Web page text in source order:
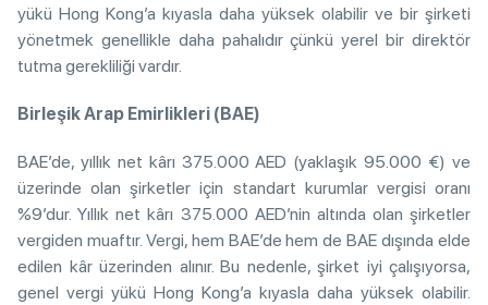
yükü Hong Kong’a kıyasla daha yüksek olabilir ve bir şirketi
yönetmek genellikle daha pahalıdır çünkü yerel bir direktör
tutma gerekliliği vardır.
Birleşik Arap Emirlikleri (BAE)
BAE’de, yıllık net kârı 375.000 AED (yaklaşık 95.000 €) ve
üzerinde olan şirketler için standart kurumlar vergisi oranı
%9’dur. Yıllık net kârı 375.000 AED’nin altında olan şirketler
vergiden muaftır. Vergi, hem BAE’de hem de BAE dışında elde
edilen kâr üzerinden alınır. Bu nedenle, şirket iyi çalışıyorsa,
genel vergi yükü Hong Kong’a kıyasla daha yüksek olabilir.